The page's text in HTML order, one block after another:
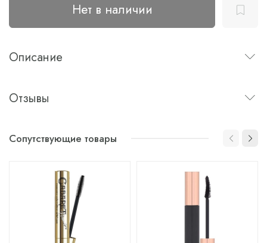
Нет в наличии
Описание
Отзывы
Сопутствующие товары